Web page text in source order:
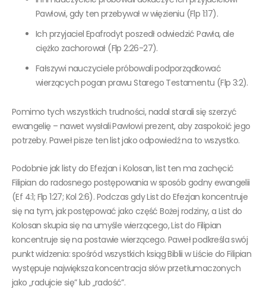
Pawłowi, gdy ten przebywał w więzieniu (Flp 1:17).
Ich przyjaciel Epafrodyt poszedł odwiedzić Pawła, ale
ciężko zachorował (Flp 2:26-27).
Fałszywi nauczyciele próbowali podporządkować
wierzących pogan prawu Starego Testamentu (Flp 3:2).
Pomimo tych wszystkich trudności, nadal starali się szerzyć
ewangelię – nawet wysłali Pawłowi prezent, aby zaspokoić jego
potrzeby. Paweł pisze ten list jako odpowiedź na to wszystko.
Podobnie jak listy do Efezjan i Kolosan, list ten ma zachęcić
Filipian do radosnego postępowania w sposób godny ewangelii
(Ef 4:1; Flp 1:27; Kol 2:6). Podczas gdy List do Efezjan koncentruje
się na tym, jak postępować jako część Bożej rodziny, a List do
Kolosan skupia się na umyśle wierzącego, List do Filipian
koncentruje się na postawie wierzącego. Paweł podkreśla swój
punkt widzenia: spośród wszystkich ksiąg Biblii w Liście do Filipian
występuje największa koncentracja słów przetłumaczonych
jako „radujcie się” lub „radość”.